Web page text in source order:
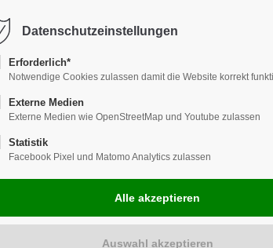
12, 48163 Münster Mo.-Do. 8:00 -
Datenschutzeinstellungen
Erforderlich*
Notwendige Cookies zulassen damit die Website korrekt
Externe Medien
Externe Medien wie OpenStreetMap und Youtube zulassen
Statistik
Facebook Pixel und Matomo Analytics zulassen